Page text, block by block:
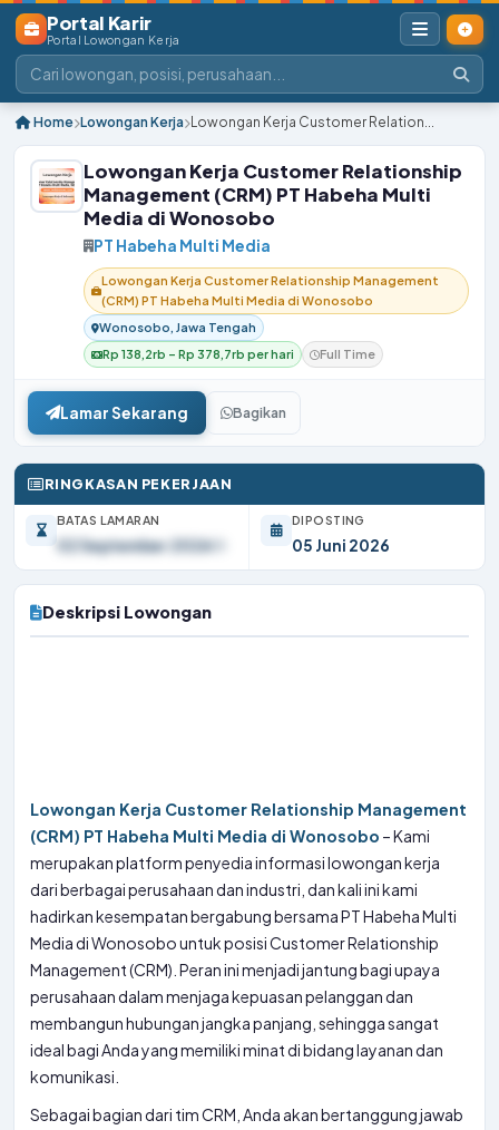
Portal Karir
Portal Lowongan Kerja
Home Lowongan Kerja Lowongan Kerja Customer Relation...
Lowongan Kerja Customer Relationship
Management (CRM) PT Habeha Multi
Media di Wonosobo
PT Habeha Multi Media
Lowongan Kerja Customer Relationship Management
(CRM) PT Habeha Multi Media di Wonosobo
Wonosobo, Jawa Tengah
Rp 138,2rb – Rp 378,7rb per hari
Full Time
Lamar Sekarang Bagikan
RINGKASAN PEKERJAAN
BATAS LAMARAN
02 September 2026
DIPOSTING
05 Juni 2026
Deskripsi Lowongan
Lowongan Kerja Customer Relationship Management
(CRM) PT Habeha Multi Media di Wonosobo – Kami
merupakan platform penyedia informasi lowongan kerja
dari berbagai perusahaan dan industri, dan kali ini kami
hadirkan kesempatan bergabung bersama PT Habeha Multi
Media di Wonosobo untuk posisi Customer Relationship
Management (CRM). Peran ini menjadi jantung bagi upaya
perusahaan dalam menjaga kepuasan pelanggan dan
membangun hubungan jangka panjang, sehingga sangat
ideal bagi Anda yang memiliki minat di bidang layanan dan
komunikasi.
Sebagai bagian dari tim CRM, Anda akan bertanggung jawab